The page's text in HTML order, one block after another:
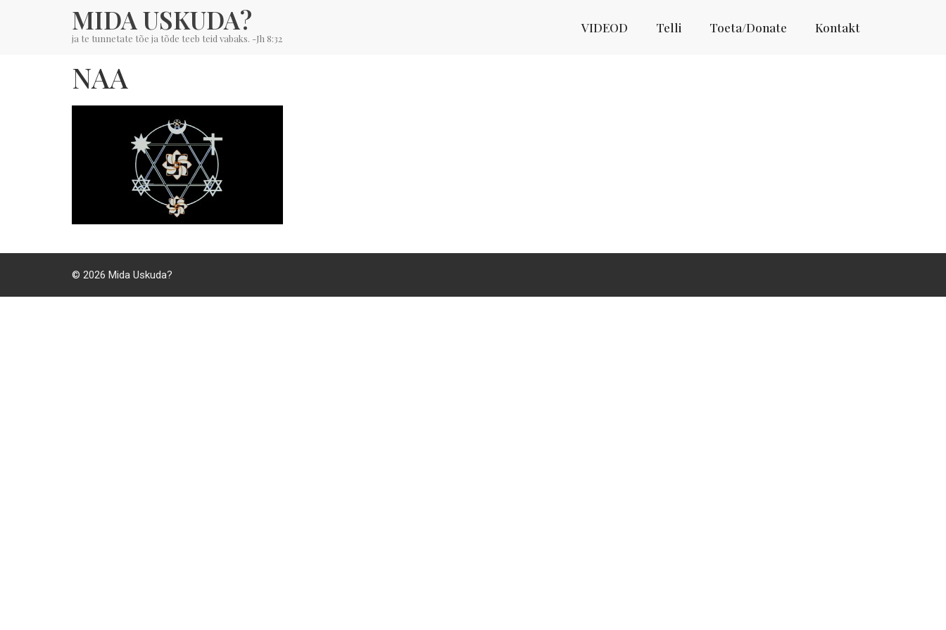
MIDA USKUDA?
ja te tunnetate tõe ja tõde teeb teid vabaks. -Jh 8:32
VIDEOD Telli Toeta/Donate Kontakt
NAA
© 2026 Mida Uskuda?